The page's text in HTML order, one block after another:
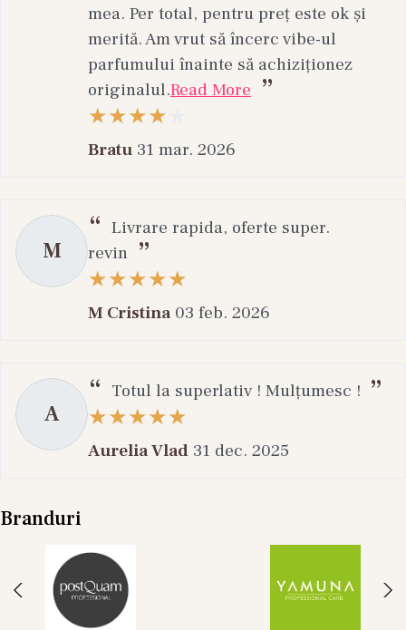
mea. Per total, pentru preț este ok și
merită. Am vrut să încerc vibe-ul
parfumului înainte să achiziționez
originalul.Read More
Bratu 31 mar. 2026
M
Livrare rapida, oferte super.
revin
M Cristina 03 feb. 2026
A
Totul la superlativ ! Mulțumesc !
Aurelia Vlad 31 dec. 2025
Branduri